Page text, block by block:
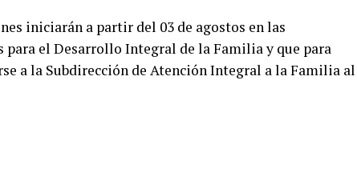
iniciarán a partir del 03 de agostos en las
para el Desarrollo Integral de la Familia y que para
a la Subdirección de Atención Integral a la Familia al